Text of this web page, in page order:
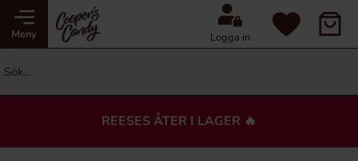
Meny Logga in
REESES ÅTER I LAGER 🔥